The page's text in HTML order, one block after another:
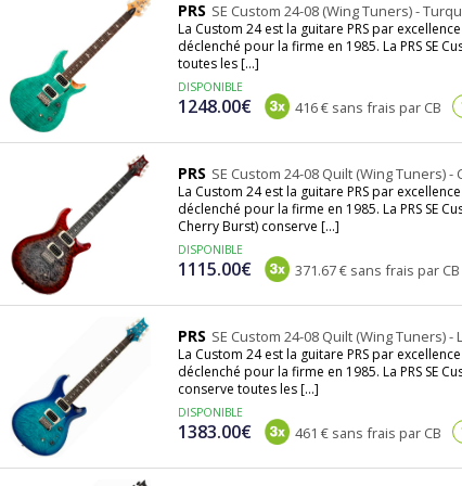
nouvelle usine plus conséquente à Stevensville, inaugure son
qui propose des guitares d’une beauté hallucinante.
en 2000, Gibson poursuit PRS en justice et demande son
de la Les Paul. PRS finira par remporter la bataille en
de démocratiser ses guitares sans toutefois compromettre la
et former un bataillon de luthier qui auront les
irréprochables. Pari une nouvelle fois gagné, les PRS SE
et guitares acoustiques font une apparition remarquée au
S2 de 2013 propose des guitares hautes performance
sont réalisées sur des facteurs secondaires qui n’ont aucune
conditionnement en housse au lieu d’étui).
une remise en question permanente, Paul Reed Smith est
à plus de 1000 unités par mois pour la fabrication US, près
PRS SE Custom 24-08 (Wing Tuners) -
La Custom 24 est la guitare PRS par
déclenché pour la firme en 1985. La PRS SE
toutes les [...]
DISPONIBLE
1248.00€ 416 € sans frais par CB
PRS SE Custom 24-08 Quilt (Wing Tuners)
La Custom 24 est la guitare PRS par
déclenché pour la firme en 1985. La PRS SE
Cherry Burst) conserve [...]
DISPONIBLE
1115.00€ 371.67 € sans frais par CB
PRS SE Custom 24-08 Quilt (Wing Tuners) -
La Custom 24 est la guitare PRS par
déclenché pour la firme en 1985. La PRS SE
conserve toutes les [...]
DISPONIBLE
1383.00€ 461 € sans frais par CB